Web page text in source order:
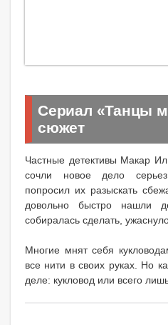
Сериал «Танцы
сюжет
Частные детективы Макар
сочли новое дело
попросил их разыскать
довольно быстро нашли
собиралась сделать,
Многие мнят себя
все нити в своих руках. Но
деле: кукловод или всего